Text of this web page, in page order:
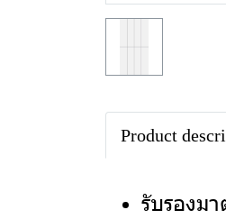
Product
รับรองม